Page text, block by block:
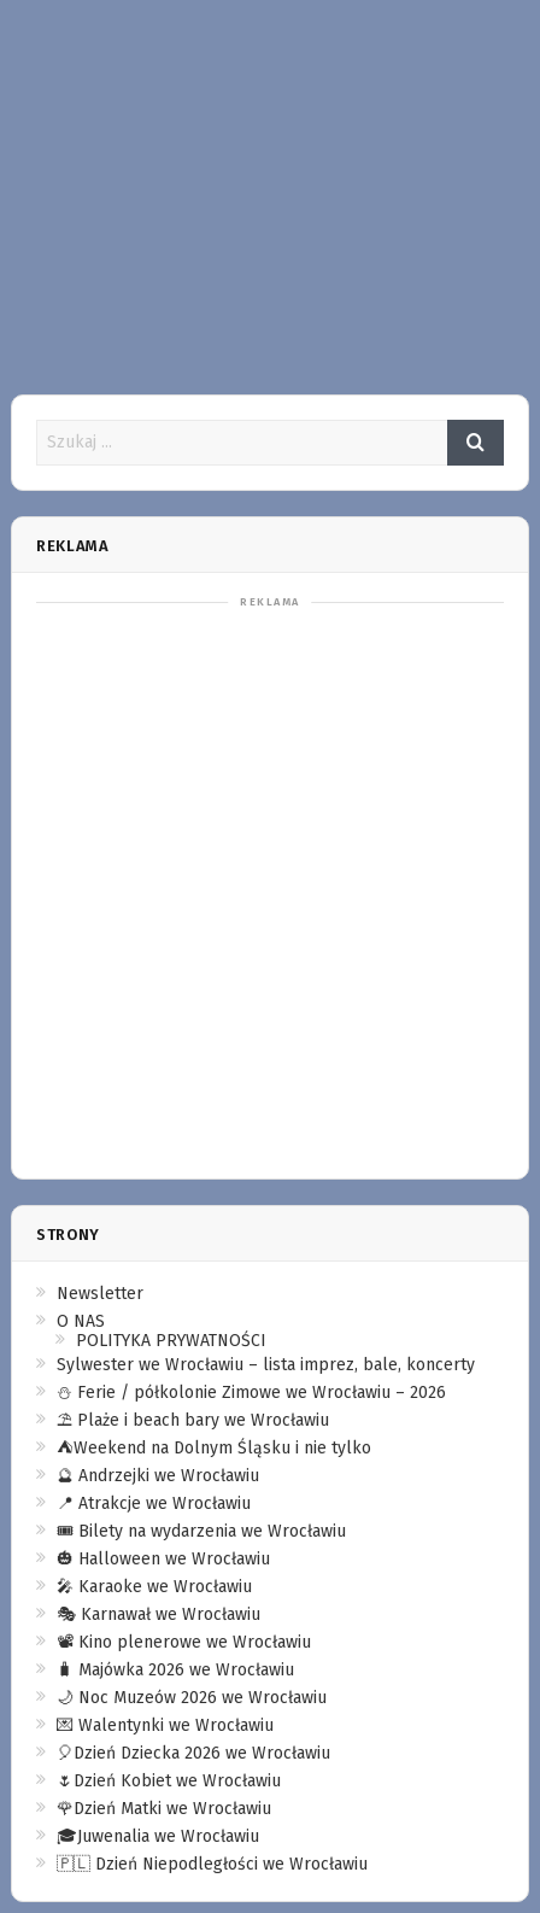
REKLAMA
STRONY
Newsletter
O NAS
POLITYKA PRYWATNOŚCI
Sylwester we Wrocławiu – lista imprez, bale, koncerty
⛄️ Ferie / półkolonie Zimowe we Wrocławiu – 2026
⛱️ Plaże i beach bary we Wrocławiu
⛺️Weekend na Dolnym Śląsku i nie tylko
🔮 Andrzejki we Wrocławiu
📍 Atrakcje we Wrocławiu
🎟️ Bilety na wydarzenia we Wrocławiu
🎃 Halloween we Wrocławiu
🎤 Karaoke we Wrocławiu
🎭 Karnawał we Wrocławiu
📽️ Kino plenerowe we Wrocławiu
🧳 Majówka 2026 we Wrocławiu
🌙 Noc Muzeów 2026 we Wrocławiu
💌 Walentynki we Wrocławiu
🎈Dzień Dziecka 2026 we Wrocławiu
🌷Dzień Kobiet we Wrocławiu
🌹Dzień Matki we Wrocławiu
🎓Juwenalia we Wrocławiu
🇵🇱 Dzień Niepodległości we Wrocławiu